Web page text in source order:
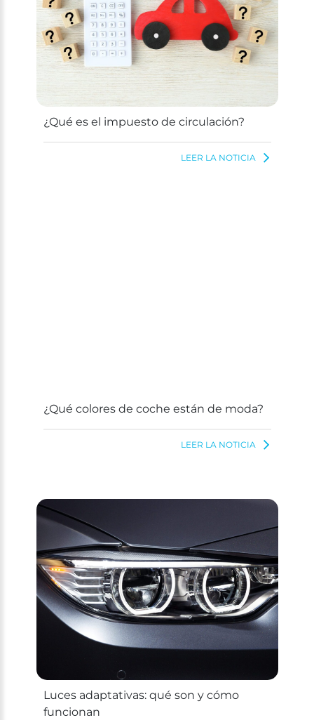
¿Qué es el impuesto de circulación?
LEER LA NOTICIA
¿Qué colores de coche están de moda?
LEER LA NOTICIA
Luces adaptativas: qué son y cómo
funcionan